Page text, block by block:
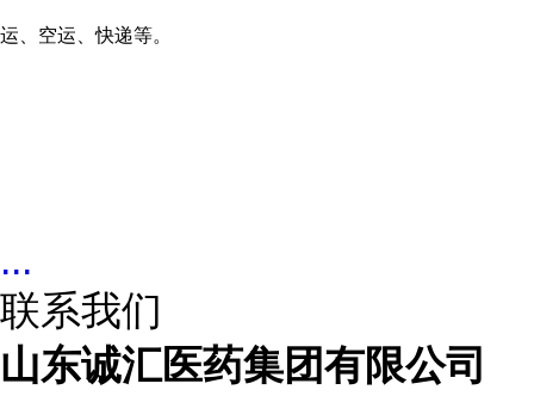
运、空运、快递等。
...
联系我们
山东诚汇医药集团有限公司